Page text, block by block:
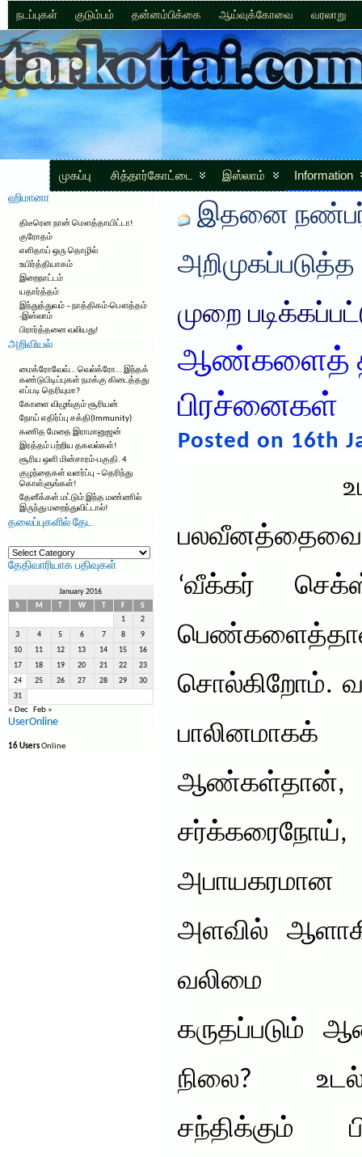
நடப்புகள் குடும்பம் தன்னம்பிக்கை ஆய்வுக்கோவை வரலாறு
முகப்பு சித்தார்கோட்டை இஸ்லாம் Information
ஹிமானா
திடீரென நான் மௌத்தாயிட்டா!
குரோதம்
எளிதாய் ஒரு தொழில்
உயிர்த்தியாகம்
இறைநாட்டம்
யதார்த்தம்
இந்துத்துவம் – நாத்திகம்-பௌத்தம்
-இஸ்லாம்
பிரார்த்தனை வலியது!
அறிவியல்
மைக்ரோவேவ்… வெல்க்ரோ… இந்தக்
கண்டுபிடிப்புகள் நமக்கு கிடைத்தது
எப்படி தெரியுமா?
கோளை விழுங்கும் சூரியன்
நோய் எதிர்ப்பு சக்தி(Immunity)
கணித மேதை இராமானுஜன்
இரத்தம் பற்றிய தகவல்கள்!
சூரிய ஒளி மின்சாரம்-பகுதி. 4
குழந்தைகள் வளர்ப்பு – தெரிந்து
கொள்ளுங்கள்!
தேனீக்கள் மட்டும் இந்த மண்ணில்
இருந்து மறைந்துவிட்டால்!
தலைப்புகளில் தேட
தலைப்புகளில்
தேட
தேதிவாரியாக பதிவுகள்
January 2016
S
M W F
S
1
2
3 4 5 6 7 8 9
10 11 12 13 14 15 16
17 18 19 20 21 22 23
24 25 26 27 28 29 30
31
« Dec Feb »
UserOnline
16 UsersOnline
இதனை
அறிமுகப்படுத்த
முறை
ஆண்களைத்
பிரச்னைகள்
Posted on 16th
‘வீக்கர்
சொல்கிறோம்.
அபாயகரமான
அளவில்
வலிமை
கருதப்படும்
நிலை?
சந்திக்கும்